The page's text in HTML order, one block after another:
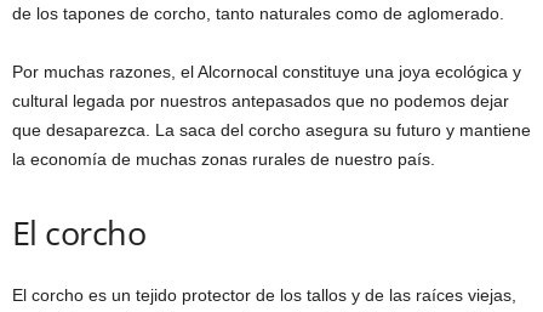
de los tapones de corcho, tanto naturales como de aglomerado.
Por muchas razones, el Alcornocal constituye una joya ecológica y
cultural legada por nuestros antepasados que no podemos dejar
que desaparezca. La saca del corcho asegura su futuro y mantiene
la economía de muchas zonas rurales de nuestro país.
El corcho
El corcho es un tejido protector de los tallos y de las raíces viejas,